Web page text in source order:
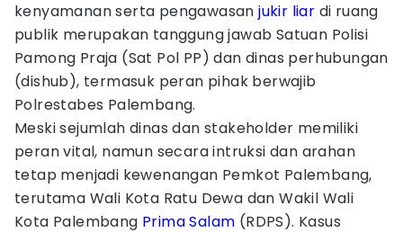
kenyamanan serta pengawasanjukir liar di ruang
publik merupakan tanggung jawab Satuan Polisi
Pamong Praja (Sat Pol PP) dan dinas perhubungan
(dishub), termasuk peran pihak berwajib
Polrestabes Palembang.
Meski sejumlah dinas dan stakeholder memiliki
peran vital, namun secara intruksi dan arahan
tetap menjadi kewenangan Pemkot Palembang,
terutama Wali Kota Ratu Dewa dan Wakil Wali
Kota Palembang Prima Salam (RDPS). Kasus